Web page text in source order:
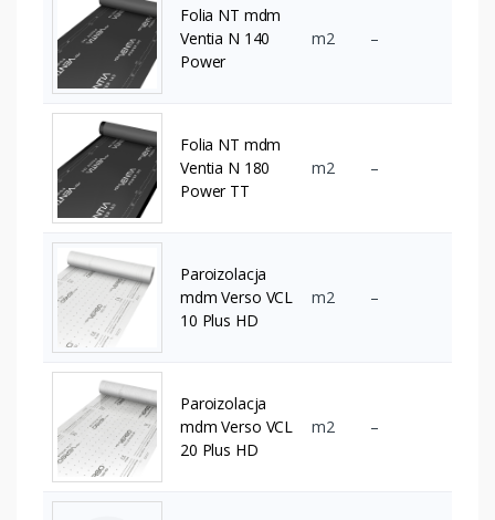
Folia NT mdm
Ventia N 140
Power
m2 –
Folia NT mdm
Ventia N 180
Power TT
m2 –
Paroizolacja
mdm Verso VCL
10 Plus HD
m2 –
Paroizolacja
mdm Verso VCL
20 Plus HD
m2 –